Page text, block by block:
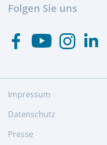
Folgen Sie uns
Besuchen Sie uns auf
Besuchen Sie uns
Besuchen
Visit
Impressum
Datenschutz
Presse